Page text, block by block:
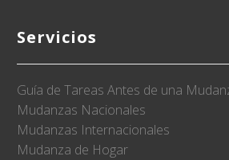
Servicios
Guía de Tareas Antes de una
Mudanzas Nacionales
Mudanzas Internacionales
Mudanza de Hogar